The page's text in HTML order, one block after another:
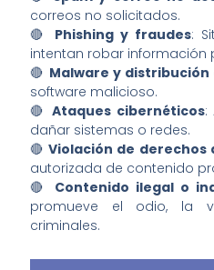
correos no solicitados.
🔴 Phishing y fraudes:
intentan robar información
🔴 Malware y distribución
software malicioso.
🔴 Ataques cibernéticos:
dañar sistemas o redes.
🔴Violación de derechos
autorizada de contenido
🔴 Contenido ilegal o
promueve el odio, la
criminales.